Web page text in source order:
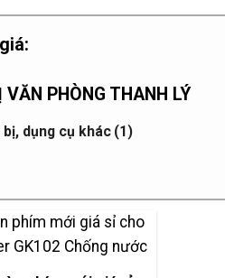
VĂN PHÒNG THANH LÝ
bị, dụng cụ khác (1)